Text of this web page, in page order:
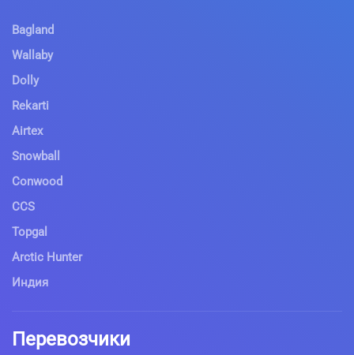
Bagland
Wallaby
Dolly
Rekarti
Airtex
Snowball
Conwood
CCS
Topgal
Arctic Hunter
Индия
Перевозчики